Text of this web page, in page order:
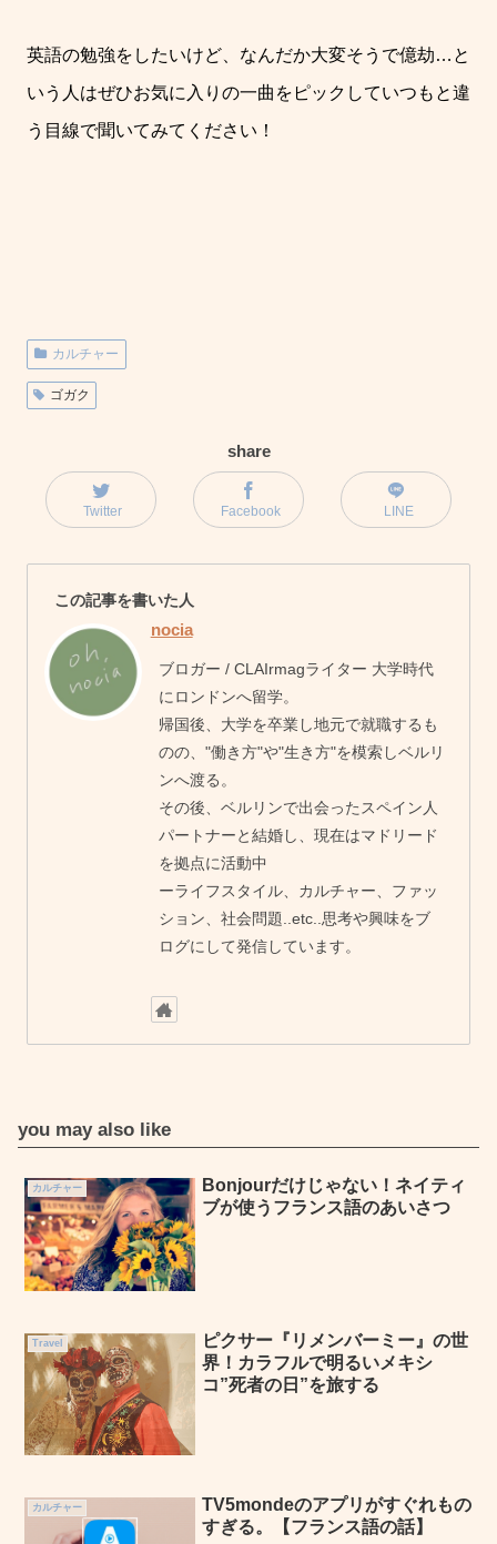
英語の勉強をしたいけど、なんだか大変そうで億劫… と
いう人はぜひお気に入りの一曲をピックしていつもと違
う目線で聞いてみてください！
カルチャー
ゴガク
share
Twitter Facebook LINE
この記事を書いた人
nocia
ブロガー / CLAIrmagライター 大学時代
にロンドンへ留学。
帰国後、大学を卒業し地元で就職するも
のの、"働き方"や"生き方"を模索しベルリ
ンへ渡る。
その後、ベルリンで出会ったスペイン人
パートナーと結婚し、現在はマドリード
を拠点に活動中
ーライフスタイル、カルチャー、ファッ
ション、社会問題..etc..思考や興味をブ
ログにして発信しています。
you may also like
カルチャー
Bonjourだけじゃない！ネイティ
ブが使うフランス語のあいさつ
Travel
ピクサー『リメンバーミー』の世
界！カラフルで明るいメキシ
コ”死者の日”を旅する
カルチャー
TV5mondeのアプリがすぐれもの
すぎる。【フランス語の話】